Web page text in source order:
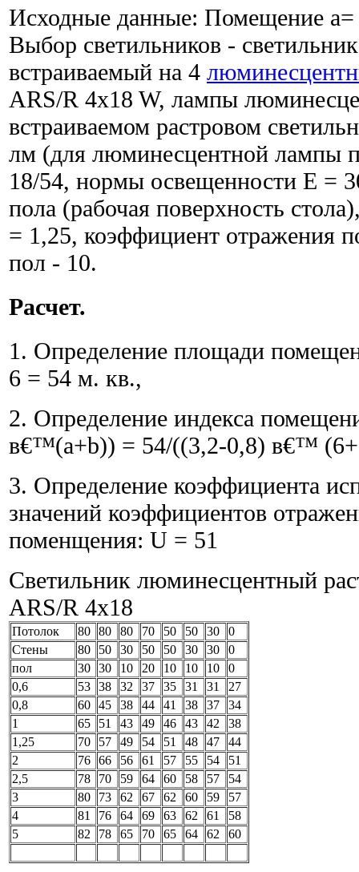
Исходные данные: Помещение
Выбор светильников -
встраиваемый на 4
ARS/R 4x18 W, лампы
встраиваемом растровом
лм (для люминесцентной лампы
18/54, нормы освещенности Е =
пола (рабочая поверхность
= 1,25, коэффициент отражения
пол - 10.
Расчет.
1. Определение площади
6 = 54 м. кв.,
2. Определение индекса
в€™(a+b)) = 54/((3,2-0,8) в€™
3. Определение коэффициента
значений коэффициентов
поменщения: U = 51
Светильник люминесцентный
ARS/R 4x18
Потолок 80 80 80 70 50 50 30
0
Стены
80 50 30 50 50 30 30
0
пол
30 30 10 20 10 10 10
0
0,6
53 38 32 37 35 31 31
27
0,8
60 45 38 44 41 38 37
34
1
65 51 43 49 46 43 42
38
1,25
70 57 49 54 51 48 47
44
2
76 66 56 61 57 55 54
51
2,5
78 70 59 64 60 58 57
54
3
80 73 62 67 62 60 59
57
4
81 76 64 69 63 62 61
58
5
82 78 65 70 65 64 62 60